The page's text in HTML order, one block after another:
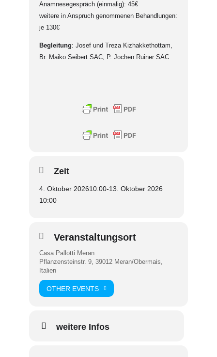
Anamnesegespräch (einmalig): 45€
weitere in Anspruch genommenen Behandlungen:
je 130€
Begleitung: Josef und Treza Kizhakkethottam,
Br. Maiko Seibert SAC; P. Jochen Ruiner SAC
Zeit
4. Oktober 202610:00-13. Oktober 2026
10:00
Veranstaltungsort
Casa Pallotti Meran
Pflanzensteinstr. 9, 39012 Meran/Obermais,
Italien
OTHER EVENTS
weitere Infos